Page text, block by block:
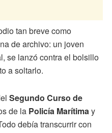
tan breve como
de archivo: un joven
se lanzó contra el bolsillo
a soltarlo.
Segundo Curso de
de la Policía Marítimay
debía transcurrir con